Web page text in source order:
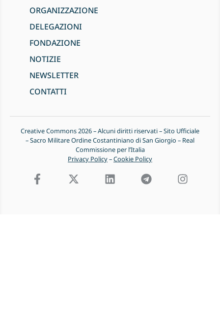
ORGANIZZAZIONE
DELEGAZIONI
FONDAZIONE
NOTIZIE
NEWSLETTER
CONTATTI
Creative Commons 2026 – Alcuni diritti riservati – Sito Ufficiale
– Sacro Militare Ordine Costantiniano di San Giorgio – Real
Commissione per l’Italia
Privacy Policy–Cookie Policy